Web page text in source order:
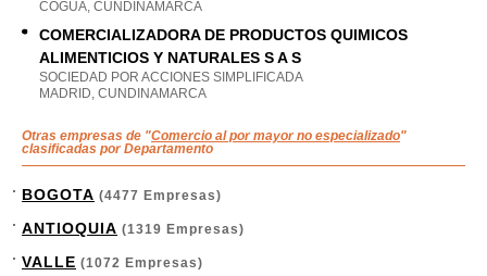
COGUA, CUNDINAMARCA
COMERCIALIZADORA DE PRODUCTOS QUIMICOS
ALIMENTICIOS Y NATURALES S A S
SOCIEDAD POR ACCIONES SIMPLIFICADA
MADRID, CUNDINAMARCA
Otras empresas de "Comercio al por mayor no especializado"
clasificadas por Departamento
BOGOTA (4477 Empresas)
ANTIOQUIA (1319 Empresas)
VALLE (1072 Empresas)